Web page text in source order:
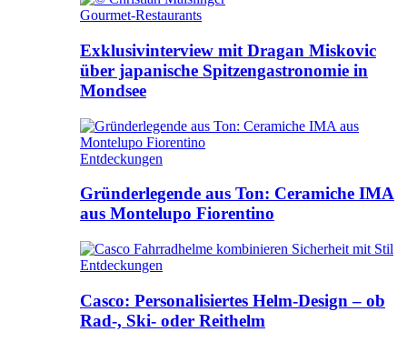
Gourmet-Restaurants
Exklusivinterview mit Dragan Miskovic
über japanische Spitzengastronomie in
Mondsee
Entdeckungen
Gründerlegende aus Ton: Ceramiche IMA
aus Montelupo Fiorentino
Entdeckungen
Casco: Personalisiertes Helm-Design – ob
Rad-, Ski- oder Reithelm